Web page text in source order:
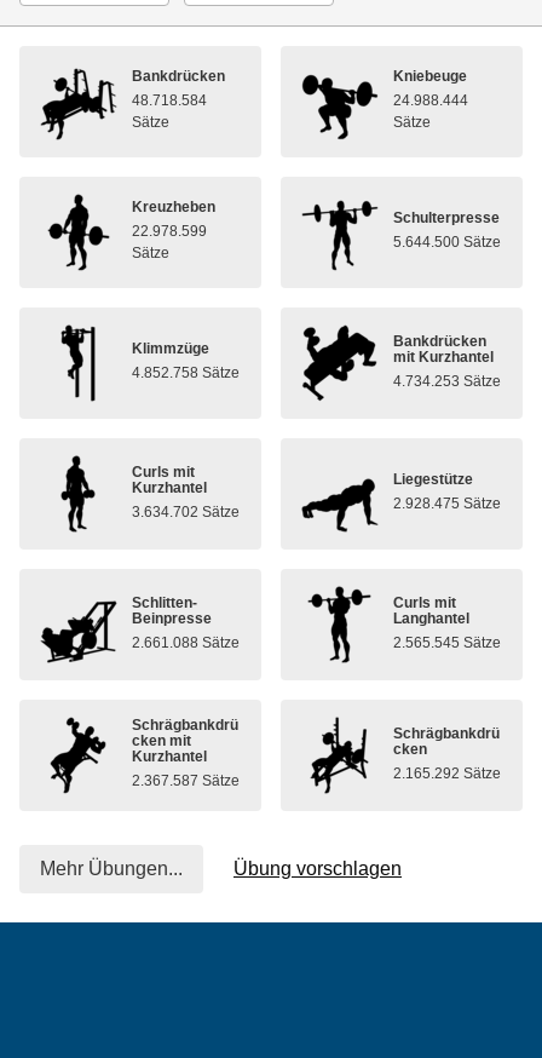
Bankdrücken
48.718.584
Sätze
Kniebeuge
24.988.444
Sätze
Kreuzheben
22.978.599
Sätze
Schulterpresse
5.644.500 Sätze
Klimmzüge
4.852.758 Sätze
Bankdrücken
mit Kurzhantel
4.734.253 Sätze
Curls mit
Kurzhantel
3.634.702 Sätze
Liegestütze
2.928.475 Sätze
Schlitten-
Beinpresse
2.661.088 Sätze
Curls mit
Langhantel
2.565.545 Sätze
Schrägbankdrü
cken mit
Kurzhantel
2.367.587 Sätze
Schrägbankdrü
cken
2.165.292 Sätze
Mehr Übungen... Übung vorschlagen